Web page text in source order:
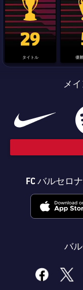
La Liga trophy
29
タイトル 優
メ
FC バルセロ
バ
facebook
x